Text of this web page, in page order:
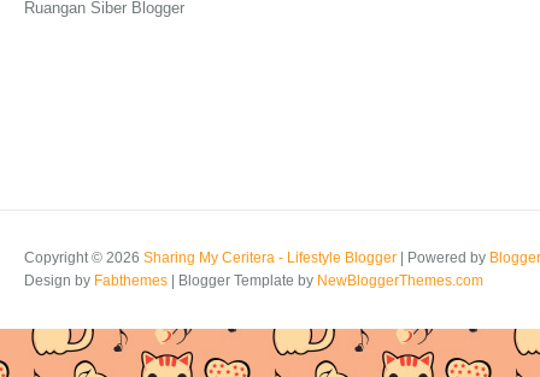
Ruangan Siber Blogger
Copyright © 2026 Sharing My Ceritera - Lifestyle Blogger | Powered by Blogger
Design by Fabthemes | Blogger Template by NewBloggerThemes.com